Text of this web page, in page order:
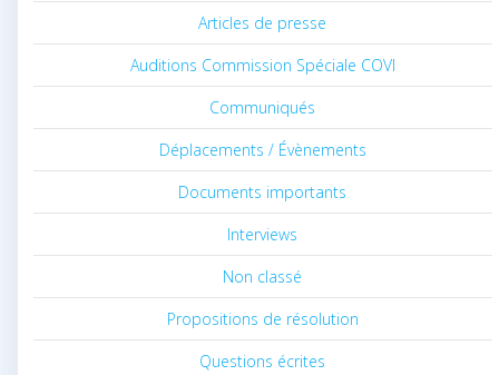
Articles de presse
Auditions Commission Spéciale COVI
Communiqués
Déplacements / Évènements
Documents importants
Interviews
Non classé
Propositions de résolution
Questions écrites